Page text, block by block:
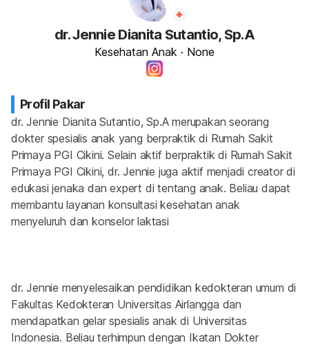
dr. Jennie Dianita Sutantio, Sp.A
Kesehatan Anak · None
Profil Pakar
dr. Jennie Dianita Sutantio, Sp.A merupakan seorang
dokter spesialis anak yang berpraktik di Rumah Sakit
Primaya PGI Cikini. Selain aktif berpraktik di Rumah Sakit
Primaya PGI Cikini, dr. Jennie juga aktif menjadi creator di
edukasi jenaka dan expert di tentang anak. Beliau dapat
membantu layanan konsultasi kesehatan anak
menyeluruh dan konselor laktasi
dr. Jennie menyelesaikan pendidikan kedokteran umum di
Fakultas Kedokteran Universitas Airlangga dan
mendapatkan gelar spesialis anak di Universitas
Indonesia. Beliau terhimpun dengan Ikatan Dokter